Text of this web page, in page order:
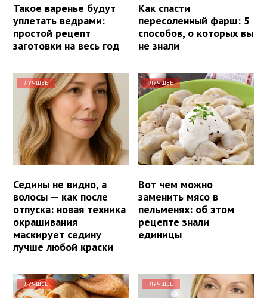
Такое варенье будут
уплетать ведрами:
простой рецепт
заготовки на весь год
Как спасти
пересоленный фарш: 5
способов, о которых вы
не знали
ЛУЧШЕЕ
Седины не видно, а
волосы — как после
отпуска: новая техника
окрашивания
маскирует седину
лучше любой краски
ЛУЧШЕЕ
Вот чем можно
заменить мясо в
пельменях: об этом
рецепте знали
единицы
ЛУЧШЕЕ ЛУЧШЕЕ